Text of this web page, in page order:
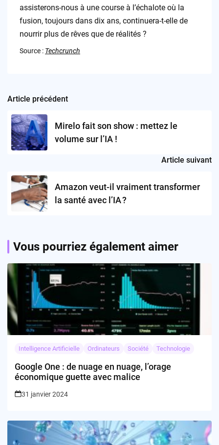
assisterons-nous à une course à l’échalote où la
fusion, toujours dans dix ans, continuera-t-elle de
nourrir plus de rêves que de réalités ?
Source : Techcrunch
Post
navigation
Article précédent
Mirelo fait son show : mettez le
volume sur l’IA !
Article suivant
Amazon veut-il vraiment transformer
la santé avec l’IA ?
Vous pourriez également aimer
Intelligence Artificielle Ordinateurs Société Technologie
Google One : de nuage en nuage, l’orage
économique guette avec malice
31 janvier 2024